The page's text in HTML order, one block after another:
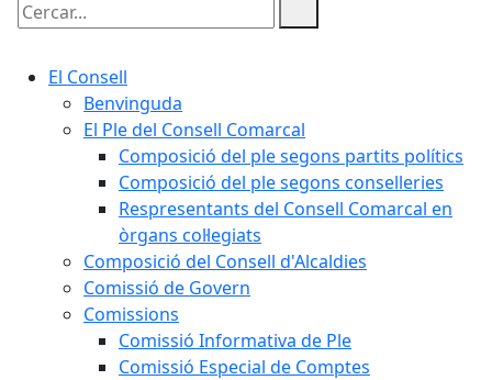
Cercar:
El Consell
Benvinguda
El Ple del Consell Comarcal
Composició del ple segons partits polítics
Composició del ple segons conselleries
Respresentants del Consell Comarcal en
òrgans col·legiats
Composició del Consell d'Alcaldies
Comissió de Govern
Comissions
Comissió Informativa de Ple
Comissió Especial de Comptes